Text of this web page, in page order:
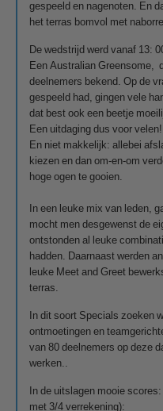
gespeeld en nagenoten. En
het terras bomvol met
De wedstrijd werd vanaf 13:
Een Australian Greensome,
deelnemers bekend. Op de
gespeeld had, gingen vele
dat best ook een beetje
Een uitdaging dus voor velen!
En niet makkelijk: allebei
kiezen en dan om-en-om
hoge ogen te gooien.
In een leuke mix van leden,
mocht men desgewenst de
ontstonden al leuke
hadden. Daarnaast werden
leuke Meet and Greet
terras.
In dit soort Specials zoeken
ontmoetingen en
van 80 deelnemers op deze
werken..
In de uitslagen mooie
met 3/4 verrekening):